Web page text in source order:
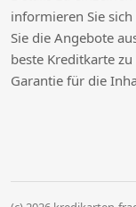
informieren Sie
Sie die Angebote
beste Kreditkarte
Garantie für die